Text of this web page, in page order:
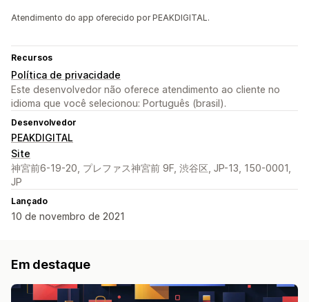
Atendimento do app oferecido por PEAKDIGITAL.
Recursos
Política de privacidade
Este desenvolvedor não oferece atendimento ao cliente no
idioma que você selecionou: Português (brasil).
Desenvolvedor
PEAKDIGITAL
Site
神宮前6-19-20, プレファス神宮前 9F, 渋谷区, JP-13, 150-0001,
JP
Lançado
10 de novembro de 2021
Em destaque